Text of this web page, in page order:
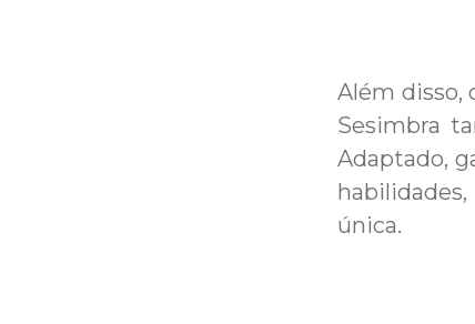
Além disso,
Sesimbra
Adaptado,
única.